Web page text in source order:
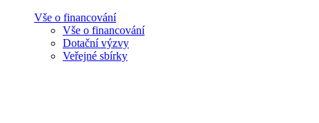
Vše o financování
Vše o financování
Dotační výzvy
Veřejné sbírky